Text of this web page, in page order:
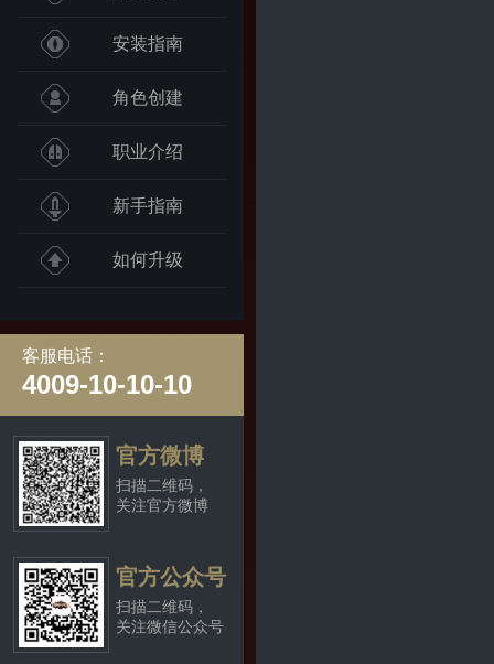
安装指南
角色创建
职业介绍
新手指南
如何升级
客服电话：
4009-10-10-10
官方微博
扫描二维码，
关注官方微博
官方公众号
扫描二维码，
关注微信公众号